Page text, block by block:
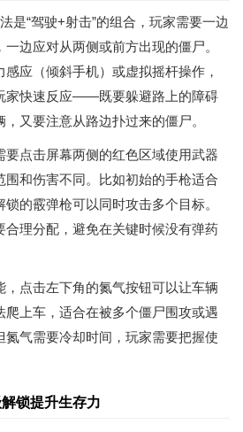
是“驾驶+射击”的组合，玩家需要一边
边应对从两侧或前方出现的僵尸。
应（倾斜手机）或虚拟摇杆操作，
家快速反应——既要躲避路上的障碍
又要注意从路边扑过来的僵尸。
要点击屏幕两侧的红色区域使用武器
围和伤害不同。比如初始的手枪适合
的霰弹枪可以同时攻击多个目标。
合理分配，避免在关键时候没有弹药
，点击左下角的氮气按钮可以让车辆
爬上车，适合在被多个僵尸围攻或遇
氮气需要冷却时间，玩家需要把握使
锁提升生存力